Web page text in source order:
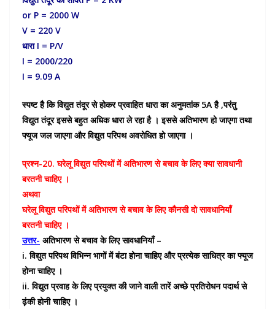
or P = 2000 W
V = 220 V
धारा I = P/V
I = 2000/220
I = 9.09 A
स्पष्ट है कि विद्युत तंदूर से होकर प्रवाहित धारा का अनुमतांक 5A है ,परंतु
विद्युत तंदूर इससे बहुत अधिक धारा ले रहा है । इससे अतिभारण हो जाएगा तथा
फ्यूज जल जाएगा और विद्युत परिपथ अवरोधित हो जाएगा ।
प्रश्न-20. घरेलू विद्युत परिपथों में अतिभारण से बचाव के लिए क्या सावधानी
बरतनी चाहिए ।
अथवा
घरेलू विद्युत परिपथों में अतिभारण से बचाव के लिए कौनसी दो सावधानियाँ
बरतनी चाहिए ।
उत्तर- अतिभारण से बचाव के लिए सावधानियाँ –
i. विद्युत परिपथ विभिन्न भागों में बंटा होना चाहिए और प्रत्येक साधित्र का फ्यूज
होना चाहिए ।
ii. विद्युत प्रवाह के लिए प्रयुक्त की जाने वाली तारें अच्छे प्रतिरोधन पदार्थ से
ढ़ंकी होनी चाहिए ।